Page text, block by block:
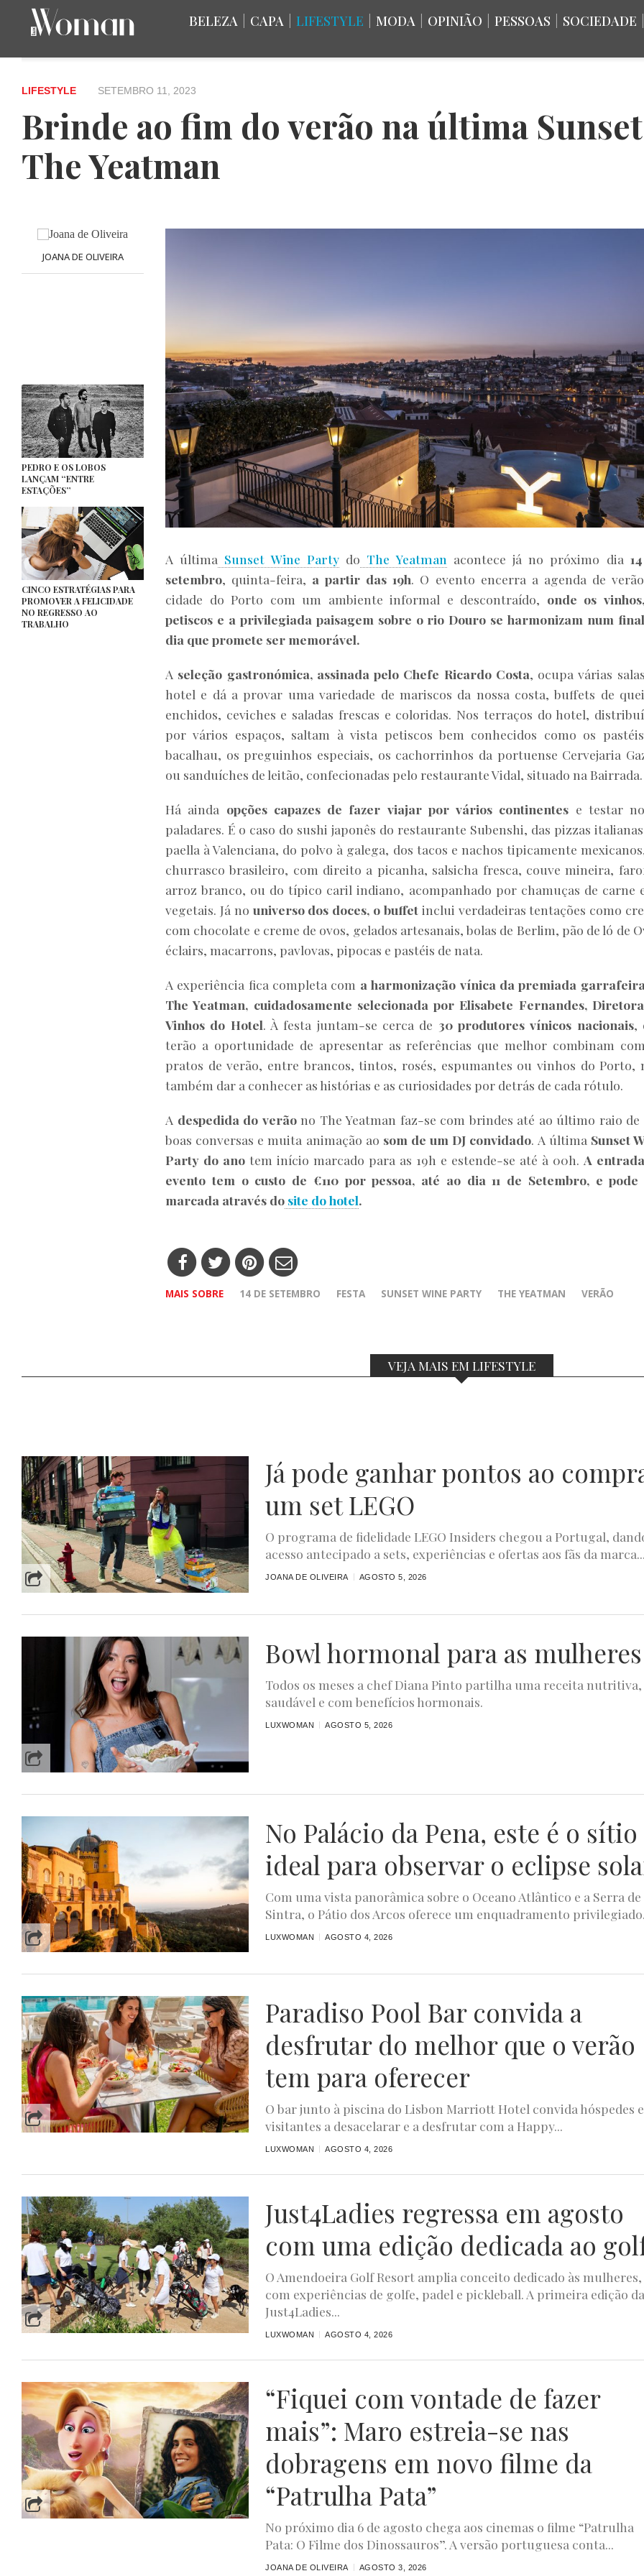
BELEZA CAPA LIFESTYLE MODA OPINIÃO PESSOAS SOCIEDADE
LIFESTYLE SETEMBRO 11, 2023
Brinde ao fim do verão na última
The Yeatman
JOANA DE OLIVEIRA
PEDRO E OS LOBOS
LANÇAM “ENTRE
ESTAÇÕES”
CINCO ESTRATÉGIAS PARA
PROMOVER A FELICIDADE
NO REGRESSO AO
TRABALHO
A última Sunset Wine Partydo The Yeatman acontece já no próximo dia
setembro, quinta-feira, a partir das 19h. O evento encerra a agenda de
cidade do Porto com um ambiente informal e descontraído, onde os
petiscos e a privilegiada paisagem sobre o rio Douro se harmonizam num
dia que promete ser memorável.
A seleção gastronómica, assinada pelo Chefe Ricardo Costa, ocupa várias
hotel e dá a provar uma variedade de mariscos da nossa costa, buffets de
enchidos, ceviches e saladas frescas e coloridas. Nos terraços do hotel,
por vários espaços, saltam à vista petiscos bem conhecidos como os
bacalhau, os preguinhos especiais, os cachorrinhos da portuense Cervejaria
ou sanduíches de leitão, confecionadas pelo restaurante Vidal, situado na Bairrada.
Há ainda opções capazes de fazer viajar por vários continentes e testar
paladares. É o caso do sushi japonês do restaurante Subenshi, das pizzas
paella à Valenciana, do polvo à galega, dos tacos e nachos tipicamente
churrasco brasileiro, com direito a picanha, salsicha fresca, couve mineira,
arroz branco, ou do típico caril indiano, acompanhado por chamuças de carne
vegetais. Já no universo dos doces, o buffetinclui verdadeiras tentações como
com chocolate e creme de ovos, gelados artesanais, bolas de Berlim, pão de ló de
éclairs, macarrons, pavlovas, pipocas e pastéis de nata.
A experiência fica completa com a harmonização vínica da premiada
The Yeatman, cuidadosamente selecionada por Elisabete Fernandes,
Vinhos do Hotel. À festa juntam-se cerca de 30 produtores vínicos nacionais,
terão a oportunidade de apresentar as referências que melhor combinam
pratos de verão, entre brancos, tintos, rosés, espumantes ou vinhos do Porto,
também dar a conhecer as histórias e as curiosidades por detrás de cada rótulo.
A despedida do verãono The Yeatman faz-se com brindes até ao último raio de
boas conversas e muita animação ao som de um DJ convidado. A última Sunset
Party do ano tem início marcado para as 19h e estende-se até à 00h. A
evento tem o custo de €110 por pessoa, até ao dia 11 de Setembro, e pode
marcada através do site do hotel.
MAIS SOBRE 14 DE SETEMBRO FESTA SUNSET WINE PARTY THE YEATMAN VERÃO
VEJA MAIS EM LIFESTYLE
Já pode ganhar pontos ao
um set LEGO
O programa de fidelidade LEGO Insiders chegou a Portugal,
acesso antecipado a sets, experiências e ofertas aos fãs da
JOANA DE OLIVEIRA AGOSTO 5, 2026
Bowl hormonal para as mulheres
Todos os meses a chef Diana Pinto partilha uma receita nutritiva,
saudável e com benefícios hormonais.
LUXWOMAN AGOSTO 5, 2026
No Palácio da Pena, este é o sítio
ideal para observar o eclipse
Com uma vista panorâmica sobre o Oceano Atlântico e a Serra de
Sintra, o Pátio dos Arcos oferece um enquadramento
LUXWOMAN AGOSTO 4, 2026
Paradiso Pool Bar convida a
desfrutar do melhor que o verão
tem para oferecer
O bar junto à piscina do Lisbon Marriott Hotel convida hóspedes e
visitantes a desacelarar e a desfrutar com a Happy...
LUXWOMAN AGOSTO 4, 2026
Just4Ladies regressa em agosto
com uma edição dedicada ao
O Amendoeira Golf Resort amplia conceito dedicado às mulheres,
com experiências de golfe, padel e pickleball. A primeira edição
Just4Ladies...
LUXWOMAN AGOSTO 4, 2026
“Fiquei com vontade de fazer
mais”: Maro estreia-se nas
dobragens em novo filme da
“Patrulha Pata”
No próximo dia 6 de agosto chega aos cinemas o filme “Patrulha
Pata: O Filme dos Dinossauros”. A versão portuguesa conta...
JOANA DE OLIVEIRA AGOSTO 3, 2026